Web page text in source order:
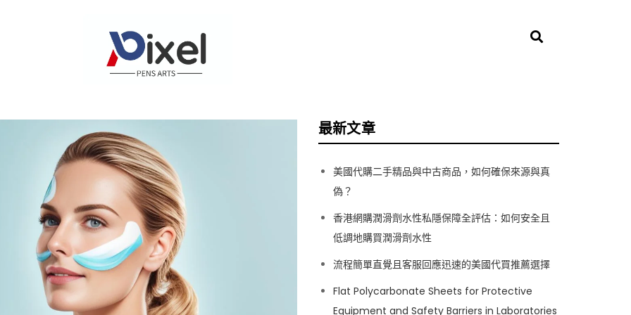
最新文章
美國代購二手精品與中古商品，如何確保來源與真
偽？
香港網購潤滑劑水性私隱保障全評估：如何安全且
低調地購買潤滑劑水性
流程簡單直覺且客服回應迅速的美國代買推薦選擇
Flat Polycarbonate Sheets for Protective
Equipment and Safety Barriers in Laboratories